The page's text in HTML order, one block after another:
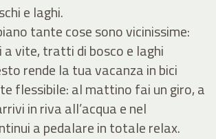
e laghi.
tante cose sono vicinissime:
vite, tratti di bosco e laghi
rende la tua vacanza in bici
flessibile: al mattino fai un giro, a
in riva all’acqua e nel
a pedalare in totale relax.